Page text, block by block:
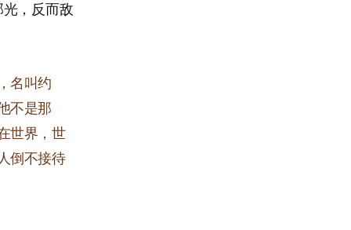
，反而敌
名叫约
不是那
世界，世
倒不接待